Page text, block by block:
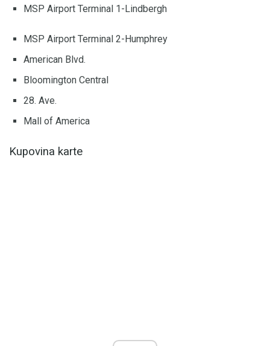
MSP Airport Terminal 1-Lindbergh
MSP Airport Terminal 2-Humphrey
American Blvd.
Bloomington Central
28. Ave.
Mall of America
Kupovina karte